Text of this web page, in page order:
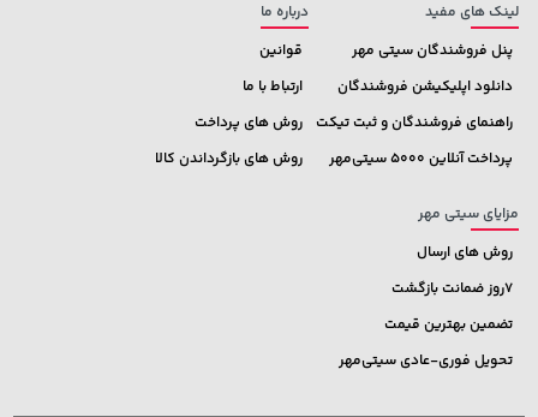
لینک های مفید
پنل فروشندگان سیتی مهر
دانلود اپلیکیشن فروشندگان
راهنمای فروشندگان و ثبت تیکت
پرداخت آنلاین 5000 سیتی‌مهر
درباره ما
قوانین
ارتباط با ما
روش های پرداخت
روش های بازگرداندن کالا
مزایای سیتی مهر
روش های ارسال
7روز ضمانت بازگشت
تضمین بهترین قیمت
تحویل فوری-عادی سیتی‌مهر